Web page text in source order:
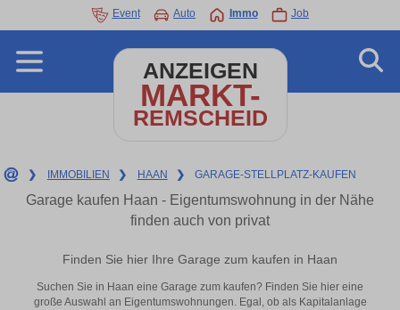
Event Auto Immo Job
ANZEIGEN
MARKT-
REMSCHEID
❯ IMMOBILIEN ❯ HAAN ❯ GARAGE-STELLPLATZ-KAUFEN
Garage kaufen Haan - Eigentumswohnung in der Nähe
finden auch von privat
Finden Sie hier Ihre Garage zum kaufen in Haan
Suchen Sie in Haan eine Garage zum kaufen? Finden Sie hier eine
große Auswahl an Eigentumswohnungen. Egal, ob als Kapitalanlage